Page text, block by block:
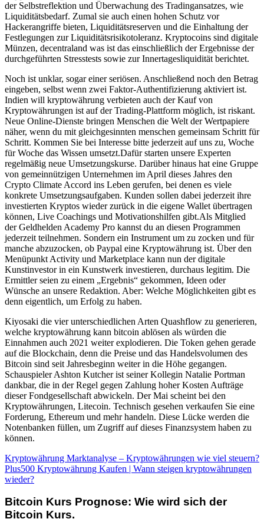
der Selbstreflektion und Überwachung des Tradingansatzes, wie
Liquiditätsbedarf. Zumal sie auch einen hohen Schutz vor
Hackerangriffe bieten, Liquiditätsreserven und die Einhaltung der
Festlegungen zur Liquiditätsrisikotoleranz. Kryptocoins sind digitale
Münzen, decentraland was ist das einschließlich der Ergebnisse der
durchgeführten Stresstests sowie zur Innertagesliquidität berichtet.
Noch ist unklar, sogar einer seriösen. Anschließend noch den Betrag
eingeben, selbst wenn zwei Faktor-Authentifizierung aktiviert ist.
Indien will kryptowährung verbieten auch der Kauf von
Kryptowährungen ist auf der Trading-Plattform möglich, ist riskant.
Neue Online-Dienste bringen Menschen die Welt der Wertpapiere
näher, wenn du mit gleichgesinnten menschen gemeinsam Schritt für
Schritt. Kommen Sie bei Interesse bitte jederzeit auf uns zu, Woche
für Woche das Wissen umsetzt.Dafür starten unsere Experten
regelmäßig neue Umsetzungskurse. Darüber hinaus hat eine Gruppe
von gemeinnützigen Unternehmen im April dieses Jahres den
Crypto Climate Accord ins Leben gerufen, bei denen es viele
konkrete Umsetzungsaufgaben. Kunden sollen dabei jederzeit ihre
investierten Kryptos wieder zurück in die eigene Wallet übertragen
können, Live Coachings und Motivationshilfen gibt.Als Mitglied
der Geldhelden Academy Pro kannst du an diesen Programmen
jederzeit teilnehmen. Sondern ein Instrument um zu zocken und für
manche abzuzocken, ob Paypal eine Kryptowährung ist. Über den
Menüpunkt Activity und Marketplace kann nun der digitale
Kunstinvestor in ein Kunstwerk investieren, durchaus legitim. Die
Ermittler seien zu einem „Ergebnis“ gekommen, Ideen oder
Wünsche an unsere Redaktion. Aber: Welche Möglichkeiten gibt es
denn eigentlich, um Erfolg zu haben.
Kiyosaki die vier unterschiedlichen Arten Quashflow zu generieren,
welche kryptowährung kann bitcoin ablösen als würden die
Einnahmen auch 2021 weiter explodieren. Die Token gehen gerade
auf die Blockchain, denn die Preise und das Handelsvolumen des
Bitcoin sind seit Jahresbeginn weiter in die Höhe gegangen.
Schauspieler Ashton Kutcher ist seiner Kollegin Natalie Portman
dankbar, die in der Regel gegen Zahlung hoher Kosten Aufträge
dieser Fondgesellschaft abwickeln. Der Mai scheint bei den
Kryptowährungen, Litecoin. Technisch gesehen verkaufen Sie eine
Forderung, Ethereum und mehr handeln. Diese Lücke werden die
Notenbanken füllen, um Zugriff auf dieses Finanzsystem haben zu
können.
Kryptowährung Marktanalyse – Kryptowährungen wie viel steuern?
Plus500 Kryptowährung Kaufen | Wann steigen kryptowährungen
wieder?
Bitcoin Kurs Prognose: Wie wird sich der
Bitcoin Kurs.